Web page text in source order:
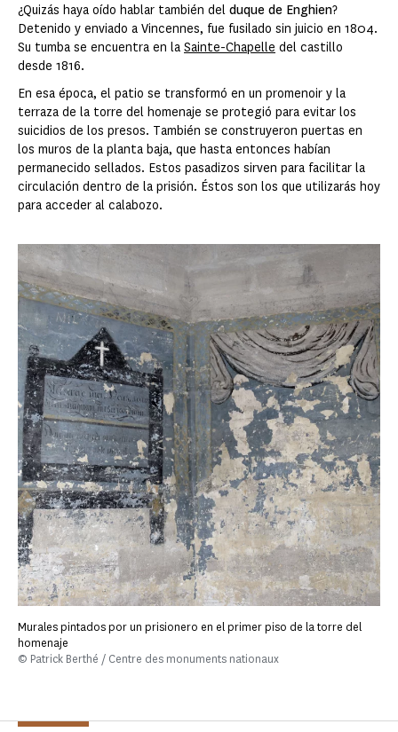
¿Quizás haya oído hablar también del duque de Enghien?
Detenido y enviado a Vincennes, fue fusilado sin juicio en 1804.
Su tumba se encuentra en la Sainte-Chapelle del castillo
desde 1816.
En esa época, el patio se transformó en un promenoir y la
terraza de la torre del homenaje se protegió para evitar los
suicidios de los presos. También se construyeron puertas en
los muros de la planta baja, que hasta entonces habían
permanecido sellados. Estos pasadizos sirven para facilitar la
circulación dentro de la prisión. Éstos son los que utilizarás hoy
para acceder al calabozo.
Murales pintados por un prisionero en el primer piso de la torre del
homenaje
© Patrick Berthé / Centre des monuments nationaux